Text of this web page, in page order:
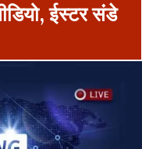
ईस्टर संडे